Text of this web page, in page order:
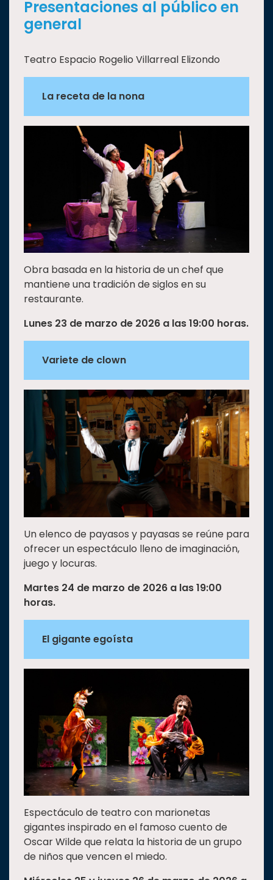
Presentaciones al público en
general
Teatro Espacio Rogelio Villarreal Elizondo
La receta de la nona
Obra basada en la historia de un chef que
mantiene una tradición de siglos en su
restaurante.
Lunes 23 de marzo de 2026 a las 19:00 horas.
Variete de clown
Un elenco de payasos y payasas se reúne para
ofrecer un espectáculo lleno de imaginación,
juego y locuras.
Martes 24 de marzo de 2026 a las 19:00
horas.
El gigante egoísta
Espectáculo de teatro con marionetas
gigantes inspirado en el famoso cuento de
Oscar Wilde que relata la historia de un grupo
de niños que vencen el miedo.